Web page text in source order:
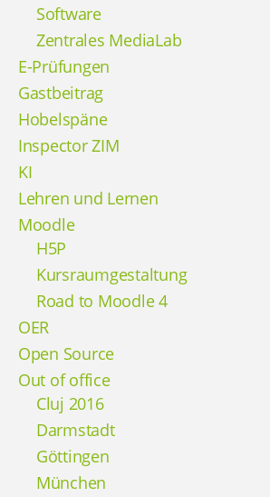
Software
Zentrales MediaLab
E-Prüfungen
Gastbeitrag
Hobelspäne
Inspector ZIM
KI
Lehren und Lernen
Moodle
H5P
Kursraumgestaltung
Road to Moodle 4
OER
Open Source
Out of office
Cluj 2016
Darmstadt
Göttingen
München